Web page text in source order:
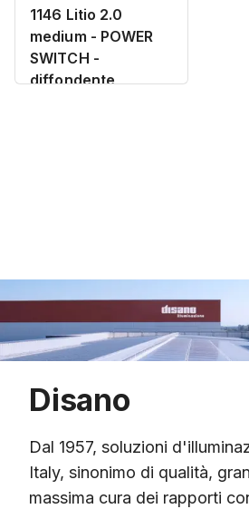
1146 Litio 2.0
medium - POWER
SWITCH -
diffondente
Disano
Dal 1957, soluzioni
Italy, sinonimo di qualità,
massima cura dei rapporti